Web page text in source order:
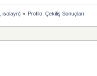
isolayn) » Profilo  Çekiliş Sonuçları